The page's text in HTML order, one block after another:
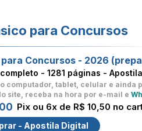
para Concursos
para Concursos - 2026
- 1281 páginas -
computador, tablet, celular e ainda
site, receba na hora por e-mail e
Pix ou 6x de R$ 10,50 no
- Apostila Digital